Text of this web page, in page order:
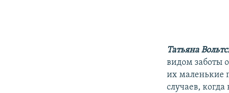
Татьяна
видом заботы
их маленькие
случаев,